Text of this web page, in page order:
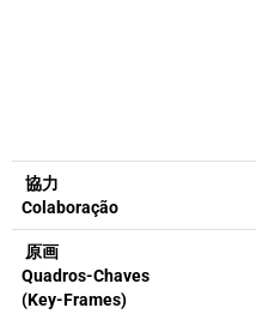
協力
Colaboração
原画
Quadros-Chaves
(Key-Frames)